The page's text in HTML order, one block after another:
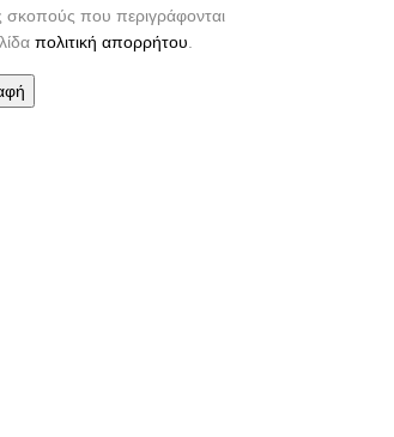
σκοπούς που περιγράφονται
πολιτική απορρήτου